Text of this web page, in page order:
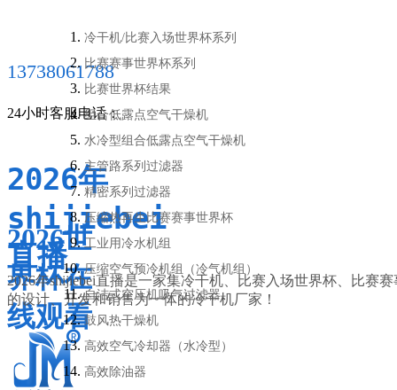
13738061788
24小时客服电话：
2026年
shijiebei
直播
2026世
界杯在
线观看
2026年shijiebei直播是一家集冷干机、比赛入场世界杯、比赛
的设计、开发和销售为一体的冷干机厂家！
冷干机/比赛入场世界杯系列
比赛赛事世界杯系列
比赛世界杯结果
组合低露点空气干燥机
水冷型组合低露点空气干燥机
主管路系列过滤器
精密系列过滤器
压缩热再生比赛赛事世界杯
工业用冷水机组
压缩空气预冷机组（冷气机组）
自洁式空压机吸气过滤器
鼓风热干燥机
高效空气冷却器（水冷型）
高效除油器